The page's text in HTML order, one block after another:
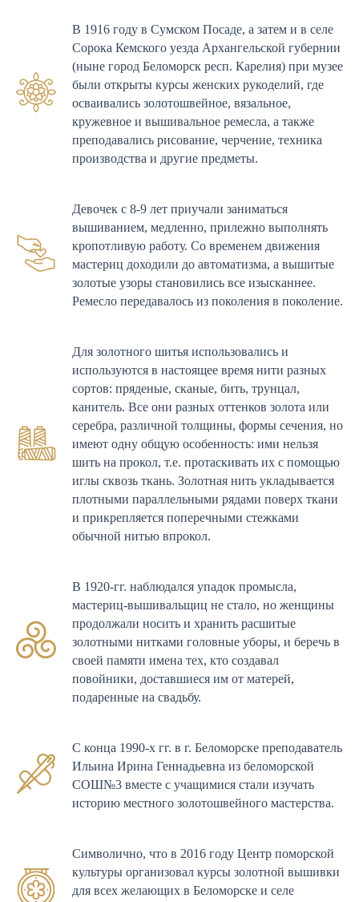
В 1916 году в Сумском Посаде, а затем и в селе
Сорока Кемского уезда Архангельской губернии
(ныне город Беломорск респ. Карелия) при музее
были открыты курсы женских рукоделий, где
осваивались золотошвейное, вязальное,
кружевное и вышивальное ремесла, а также
преподавались рисование, черчение, техника
производства и другие предметы.
Девочек с 8-9 лет приучали заниматься
вышиванием, медленно, прилежно выполнять
кропотливую работу. Со временем движения
мастериц доходили до автоматизма, а вышитые
золотые узоры становились все изысканнее.
Ремесло передавалось из поколения в поколение.
Для золотного шитья использовались и
используются в настоящее время нити разных
сортов: пряденые, сканые, бить, трунцал,
канитель. Все они разных оттенков золота или
серебра, различной толщины, формы сечения, но
имеют одну общую особенность: ими нельзя
шить на прокол, т.е. протаскивать их с помощью
иглы сквозь ткань. Золотная нить укладывается
плотными параллельными рядами поверх ткани
и прикрепляется поперечными стежками
обычной нитью впрокол.
В 1920-гг. наблюдался упадок промысла,
мастериц-вышивальщиц не стало, но женщины
продолжали носить и хранить расшитые
золотными нитками головные уборы, и беречь в
своей памяти имена тех, кто создавал
повойники, доставшиеся им от матерей,
подаренные на свадьбу.
С конца 1990-х гг. в г. Беломорске преподаватель
Ильина Ирина Геннадьевна из беломорской
СОШ№3 вместе с учащимися стали изучать
историю местного золотошвейного мастерства.
Символично, что в 2016 году Центр поморской
культуры организовал курсы золотной вышивки
для всех желающих в Беломорске и селе